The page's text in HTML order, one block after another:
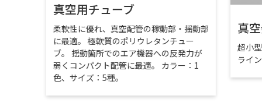
真空用チューブ
柔軟性に優れ、真空配管の稼動部・揺動部
に最適。 極軟質のポリウレタンチュー
ブ。 揺動箇所でのエア機器への反発力が
弱くコンパクト配管に最適。 カラー：1
色、サイズ：5種。
真
超小
ライ